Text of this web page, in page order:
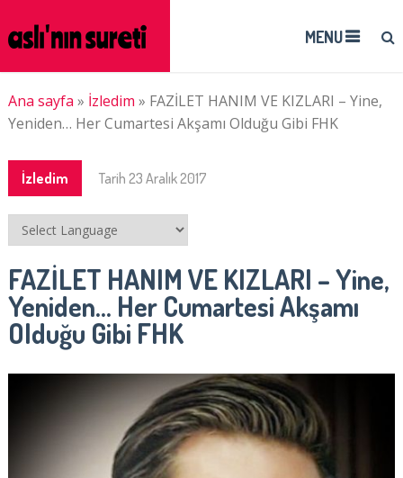
MENU
Ana sayfa » İzledim » FAZİLET HANIM VE KIZLARI – Yine,
Yeniden… Her Cumartesi Akşamı Olduğu Gibi FHK
İzledim Tarih 23 Aralık 2017
FAZİLET HANIM VE KIZLARI – Yine,
Yeniden… Her Cumartesi Akşamı
Olduğu Gibi FHK